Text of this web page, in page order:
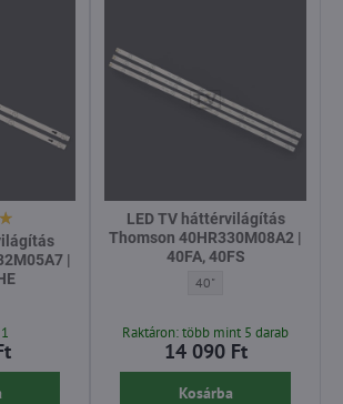
|
háttérvilágítás Thomson 32HR332M05A7 | 32HD, 32HE -
LED TV háttérvilágítás
Thomson 40HR330M08A2 |
40FA, 40FS
LED TV háttérvilágítás
40"
Raktáron: több mint 5 darab
14 090 Ft
Kosárba